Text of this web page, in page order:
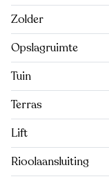
Zolder
Opslagruimte
Tuin
Terras
Lift
Rioolaansluiting